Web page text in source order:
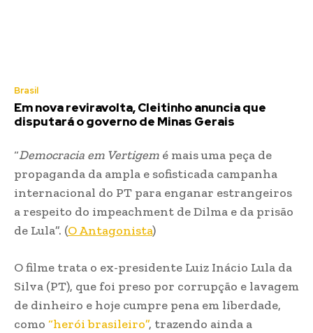
Brasil
Em nova reviravolta, Cleitinho anuncia que
disputará o governo de Minas Gerais
“Democracia em Vertigem é mais uma peça de
propaganda da ampla e sofisticada campanha
internacional do PT para enganar estrangeiros
a respeito do impeachment de Dilma e da prisão
de Lula”. (O Antagonista)
O filme trata o ex-presidente Luiz Inácio Lula da
Silva (PT), que foi preso por corrupção e lavagem
de dinheiro e hoje cumpre pena em liberdade,
como “herói brasileiro”, trazendo ainda a